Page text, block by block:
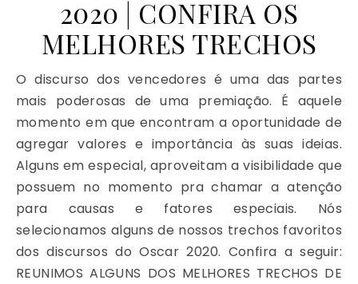
2020 | CONFIRA OS
MELHORES TRECHOS
O discurso dos vencedores é uma das partes
mais poderosas de uma premiação. É aquele
momento em que encontram a oportunidade de
agregar valores e importância às suas ideias.
Alguns em especial, aproveitam a visibilidade que
possuem no momento pra chamar a atenção
para causas e fatores especiais. Nós
selecionamos alguns de nossos trechos favoritos
dos discursos do Oscar 2020. Confira a seguir:
REUNIMOS ALGUNS DOS MELHORES TRECHOS DE